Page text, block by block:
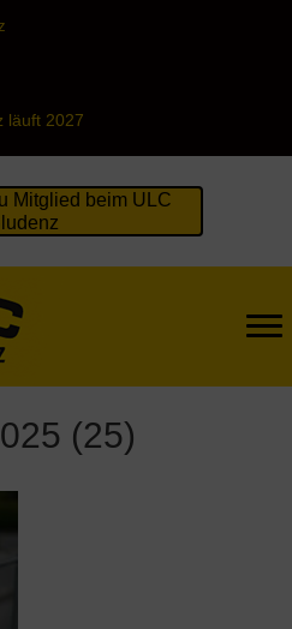
läuft 2027
Mitglied beim ULC
(25)